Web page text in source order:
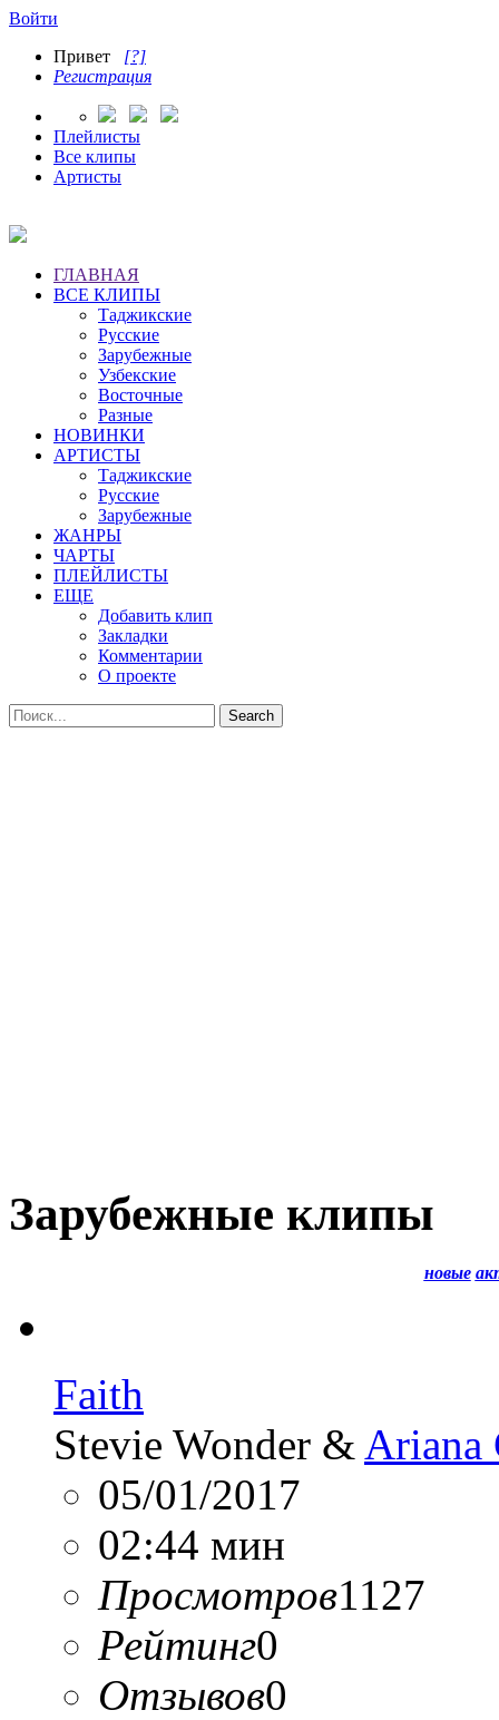
Войти
Привет [?]
Регистрация
Плейлисты
Все клипы
Артисты
ГЛАВНАЯ
ВСЕ КЛИПЫ
Таджикские
Русские
Зарубежные
Узбекские
Восточные
Разные
НОВИНКИ
АРТИСТЫ
Таджикские
Русские
Зарубежные
ЖАНРЫ
ЧАРТЫ
ПЛЕЙЛИСТЫ
ЕЩЕ
Добавить клип
Закладки
Комментарии
О проекте
Зарубежные клипы
новые
Faith
Stevie Wonder & Ariana
05/01/2017
02:44 мин
Просмотров1127
Рейтинг0
Отзывов0